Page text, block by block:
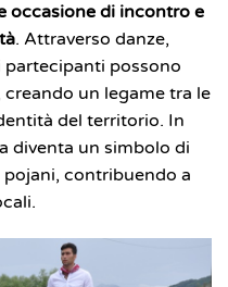
occasione di incontro e
. Attraverso danze,
possono
creando un legame tra le
del territorio. In
diventa un simbolo di
contribuendo a